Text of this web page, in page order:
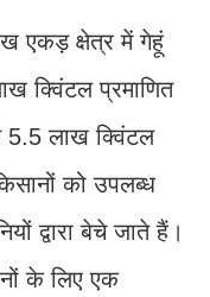
एकड़ क्षेत्र में गेहूं
क्विंटल प्रमाणित
5.5 लाख क्विंटल
को उपलब्ध
द्वारा बेचे जाते हैं।
के लिए एक